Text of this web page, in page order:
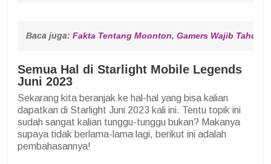
Baca juga: Fakta Tentang Moonton, Gamers Wajib Tahu
Semua Hal di Starlight Mobile Legends
Juni 2023
Sekarang kita beranjak ke hal-hal yang bisa kalian
dapatkan di Starlight Juni 2023 kali ini. Tentu topik ini
sudah sangat kalian tunggu-tunggu bukan? Makanya
supaya tidak berlama-lama lagi, berikut ini adalah
pembahasannya!